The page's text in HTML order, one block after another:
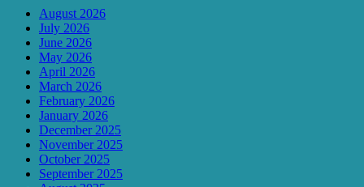
August 2026
July 2026
June 2026
May 2026
April 2026
March 2026
February 2026
January 2026
December 2025
November 2025
October 2025
September 2025